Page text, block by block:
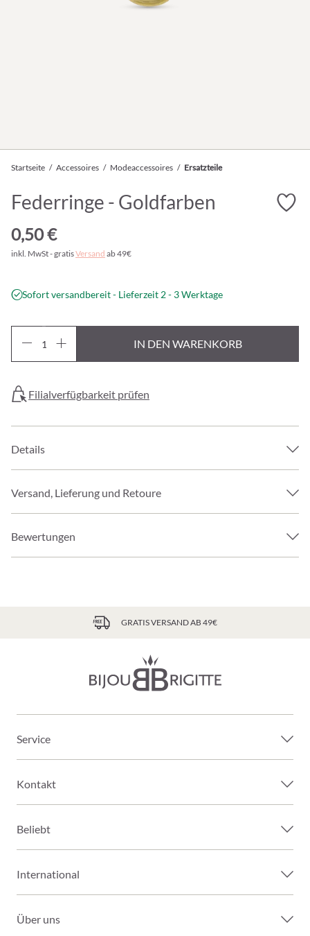
Startseite / Accessoires / Modeaccessoires / Ersatzteile
Federringe - Goldfarben
0,50 €
inkl. MwSt - gratisVersand ab 49€
Sofort versandbereit - Lieferzeit 2 - 3 Werktage
IN DEN WARENKORB
Filialverfügbarkeit prüfen
Details
Versand, Lieferung und Retoure
Bewertungen
GRATIS VERSAND AB 49€
Service
Kontakt
Beliebt
International
Über uns